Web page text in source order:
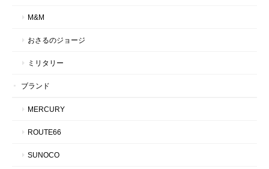
M&M
おさるのジョージ
ミリタリー
ブランド
MERCURY
ROUTE66
SUNOCO